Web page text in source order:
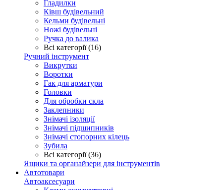
Гладилки
Ківш будівельний
Кельми будівельні
Ножі будівельні
Ручка до валика
Всі категорії (16)
Ручний інструмент
Викрутки
Воротки
Гак для арматури
Головки
Для обробки скла
Заклепники
Знімачі ізоляції
Знімачі підшипників
Знімачі стопорних кілець
Зубила
Всі категорії (36)
Ящики та органайзери для інструментів
Автотовари
Автоаксесуари